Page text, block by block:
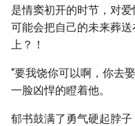
是情窦初开的时节，对
可能会把自己的未来葬
上？！
“要我饶你可以啊，你去
一脸凶悍的瞪着他。
郁书鼓满了勇气硬起脖